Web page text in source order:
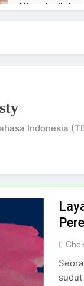
Ning Jazil dan
Standar
Indonesia